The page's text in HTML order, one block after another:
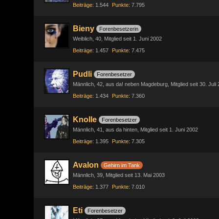
Beiträge 1.544 Punkte 7.795
Bieny
Forenbesetzerin
Weiblich 40
Mitglied seit 1. Juni 2002
Beiträge
1.457 Punkte 7.475
Pudli
Forenbesetzer
Männlich 42 aus da! neben Magdeburg
Mitglied seit 30. Juli
Beiträge
1.434 Punkte 7.360
Knolle
Forenbesetzer
Männlich 41 aus da hinten
Mitglied seit 1. Juni 2002
Beiträge
1.395 Punkte 7.305
Avalon
Gehirn im Tank
Männlich 39
Mitglied seit 13. Mai 2003
Beiträge
1.377 Punkte 7.010
Eti
Forenbesetzer